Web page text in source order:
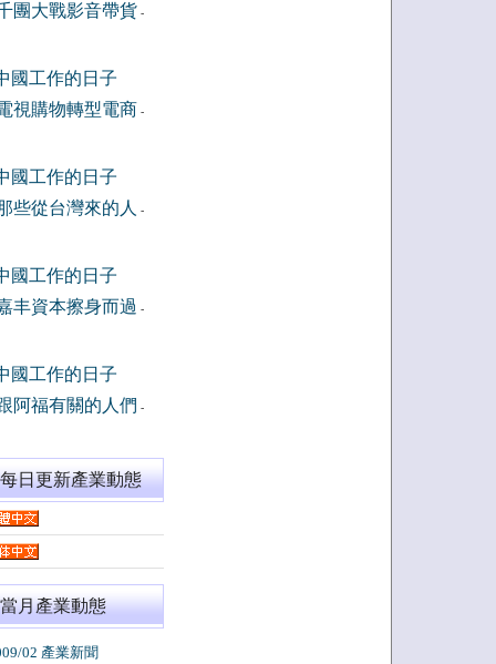
團大戰影音帶貨 -
國工作的日子
視購物轉型電商 -
國工作的日子
些從台灣來的人
-
國工作的日子
丰資本擦身而過 -
國工作的日子
阿福有關的人們 -
日更新產業動態
當月產業動態
02 產業新聞